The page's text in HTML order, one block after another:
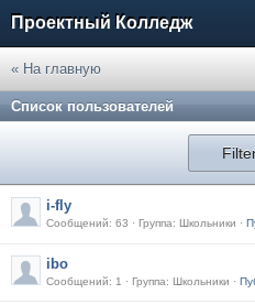
Проектный Колледж
« На главную
Список пользователей
i-fly
Сообщений: 63 · Группа: Школьники ·
ibo
Сообщений: 1 · Группа: Школьники ·